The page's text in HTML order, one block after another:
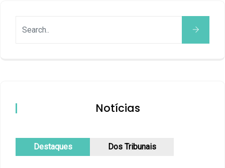
Notícias
Destaques Dos Tribunais